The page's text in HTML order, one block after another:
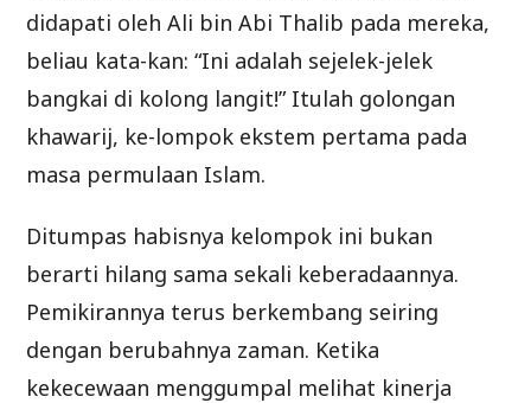
didapati oleh Ali bin Abi Thalib pada mereka,
beliau kata-kan: “Ini adalah sejelek-jelek
bangkai di kolong langit!” Itulah golongan
khawarij, ke-lompok ekstem pertama pada
masa permulaan Islam.
Ditumpas habisnya kelompok ini bukan
berarti hilang sama sekali keberadaannya.
Pemikirannya terus berkembang seiring
dengan berubahnya zaman. Ketika
kekecewaan menggumpal melihat kinerja